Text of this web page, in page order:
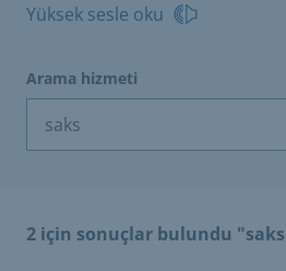
Yüksek sesle oku
Arama hizmeti
2 için sonuçlar bulundu